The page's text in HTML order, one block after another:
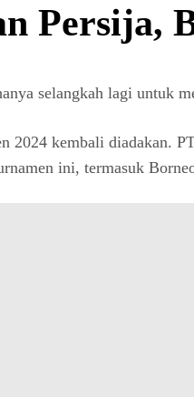
Persija,
selangkah lagi untuk
2024 kembali diadakan.
ini, termasuk